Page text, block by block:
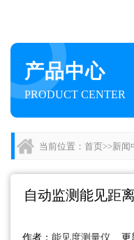
产品中心
PRODUCT CENTER
当前位置： 首页>>新闻
自动监测能见距
作者： 能见度测量仪 更